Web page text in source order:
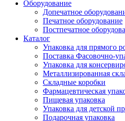
Оборудование
Допечатное
Печатное оборудование
Постпечатное
Каталог
Упаковка для прямого
Поставка Фасовочно-
Упаковка для
Металлизированная
Складные коробки
Фармацевтическая
Пищевая упаковка
Упаковка для детской
Подарочная упаковка